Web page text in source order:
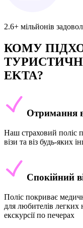
2.6+ мільйонів
КОМУ
EKTA?
Отримання
Наш страховий поліс
візи та віз будь-яких
Спокійний
Поліс покриває
для любителів легких
екскурсії по печерах